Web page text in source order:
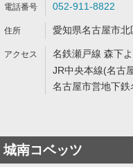
052-911-8822
愛知県名古屋市北
名鉄瀬戸線 森下
JR中央本線(名古
名古屋市営地下
城南コベッツ